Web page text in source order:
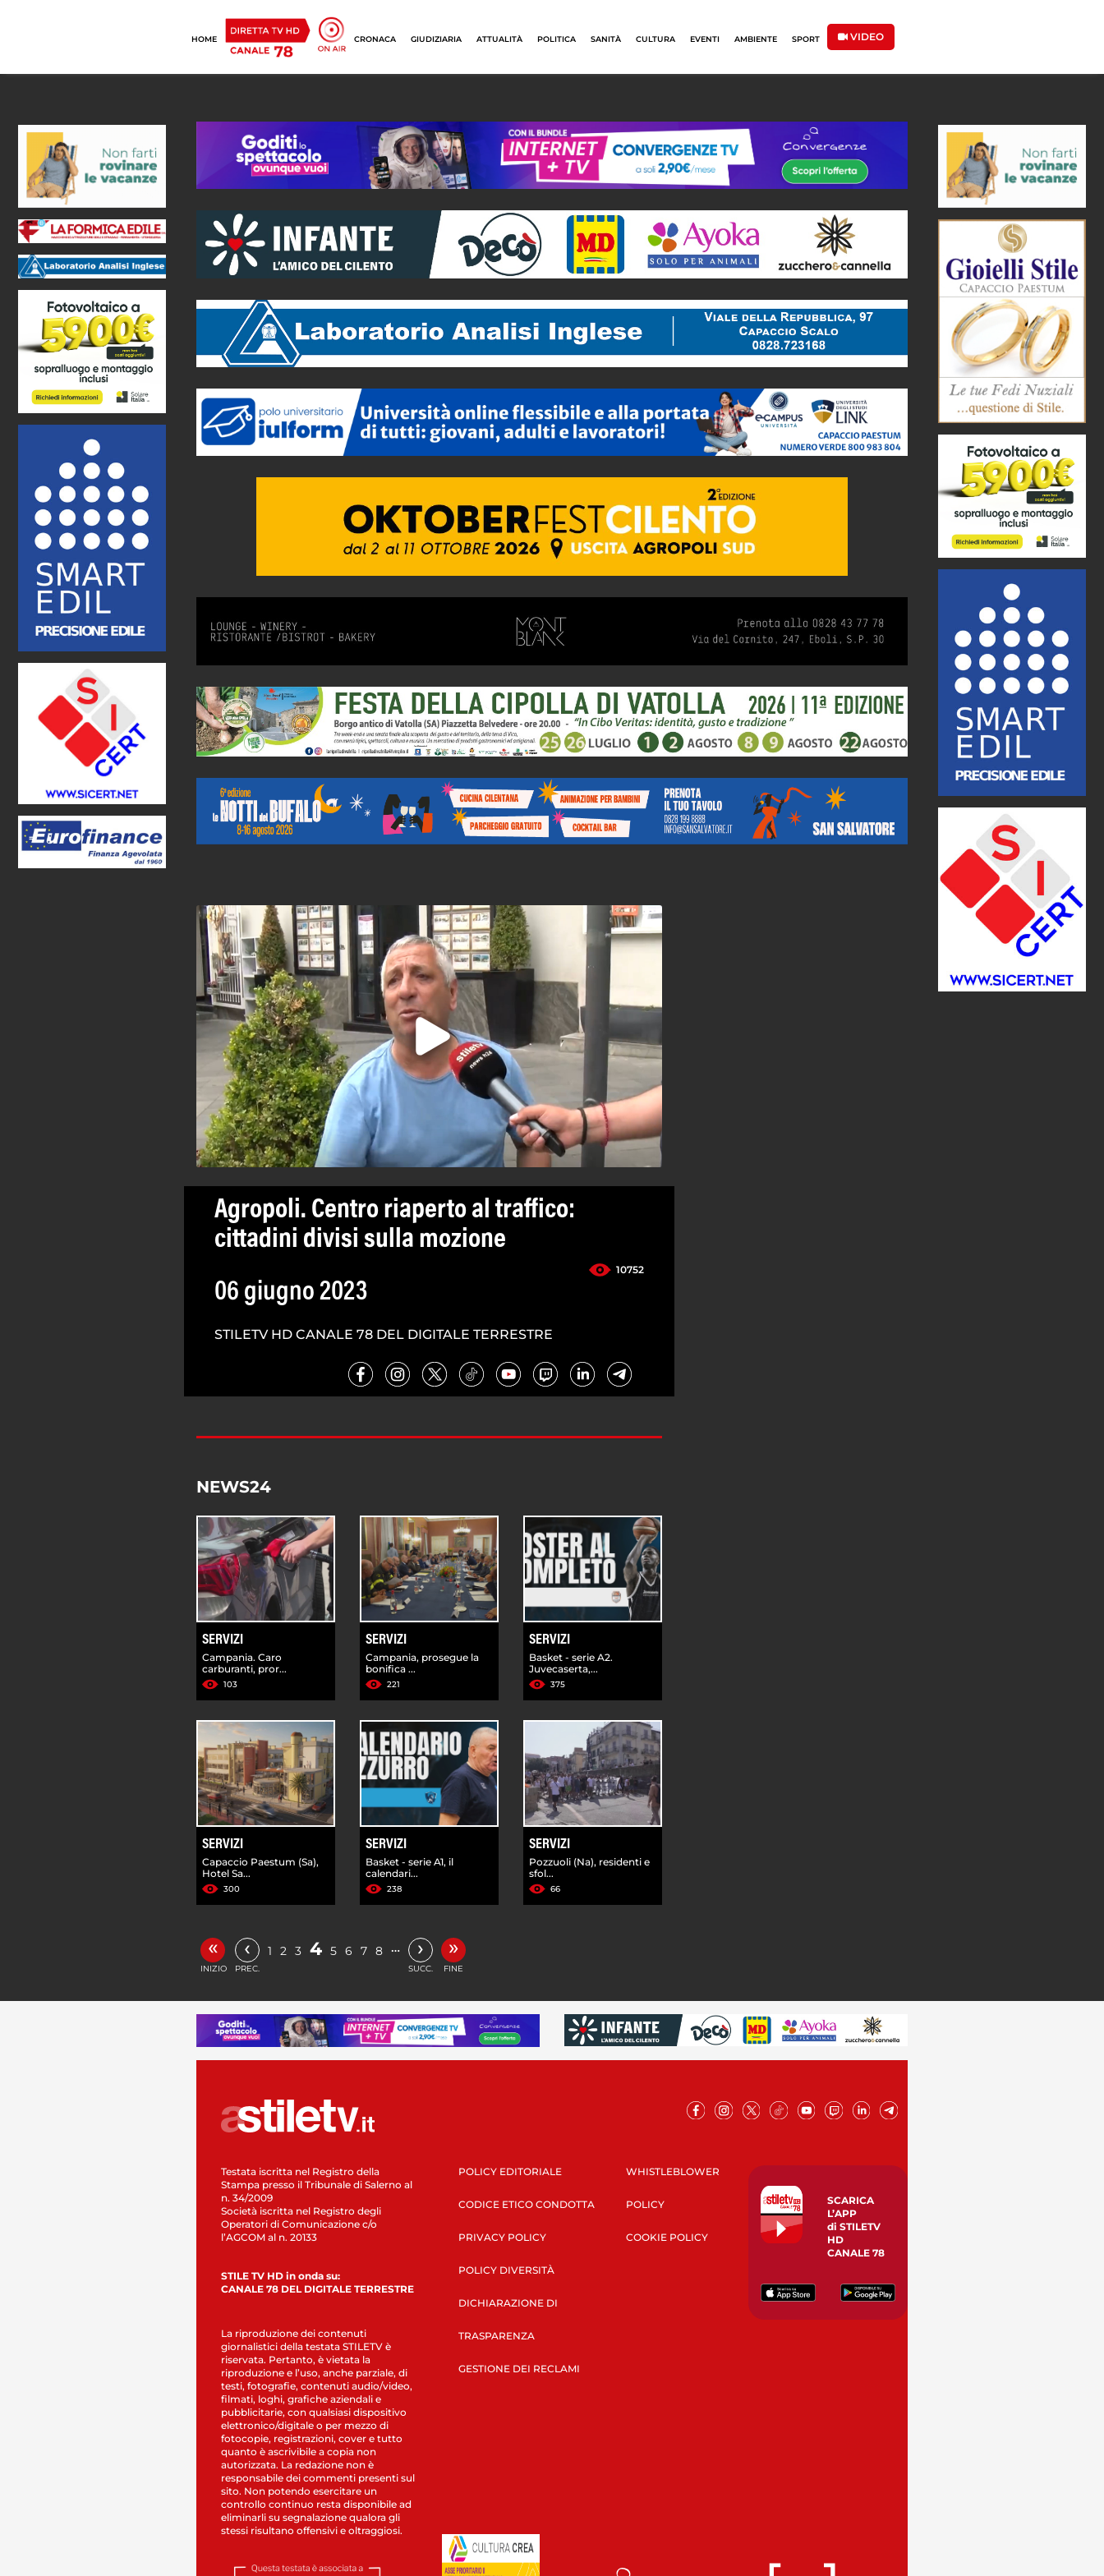
HOME CRONACA GIUDIZIARIA ATTUALITÀ POLITICA SANITÀ CULTURA EVENTI AMBIENTE SPORT VIDEO
Agropoli. Centro riaperto al traffico:
cittadini divisi sulla mozione
10752
06 giugno 2023
STILETV HD CANALE 78 DEL DIGITALE TERRESTRE
NEWS24
SERVIZI
Campania. Caro
carburanti, pror...
103
SERVIZI
Campania, prosegue la
bonifica ...
221
SERVIZI
Basket - serie A2.
Juvecaserta,...
375
SERVIZI
Capaccio Paestum (Sa),
Hotel Sa...
300
SERVIZI
Basket - serie A1, il
calendari...
238
SERVIZI
Pozzuoli (Na), residenti e
sfol...
66
«
INIZIO
‹
PREC.
1 2 3 4 5 6 7 8 … ›
SUCC.
»
FINE
Testata iscritta nel Registro della
Stampa presso il Tribunale di Salerno al
n. 34/2009
Società iscritta nel Registro degli
Operatori di Comunicazione c/o
l’AGCOM al n. 20133
STILE TV HD in onda su:
CANALE 78 DEL DIGITALE TERRESTRE
La riproduzione dei contenuti
giornalistici della testata STILETV è
riservata. Pertanto, è vietata la
riproduzione e l’uso, anche parziale, di
testi, fotografie, contenuti audio/video,
filmati, loghi, grafiche aziendali e
pubblicitarie, con qualsiasi dispositivo
elettronico/digitale o per mezzo di
fotocopie, registrazioni, cover e tutto
quanto è ascrivibile a copia non
autorizzata. La redazione non è
responsabile dei commenti presenti sul
sito. Non potendo esercitare un
controllo continuo resta disponibile ad
eliminarli su segnalazione qualora gli
stessi risultano offensivi e oltraggiosi.
POLICY EDITORIALE
CODICE ETICO CONDOTTA
PRIVACY POLICY
POLICY DIVERSITÀ
DICHIARAZIONE DI
TRASPARENZA
GESTIONE DEI RECLAMI
WHISTLEBLOWER
POLICY
COOKIE POLICY
SCARICA
L’APP
di STILETV
HD
CANALE 78